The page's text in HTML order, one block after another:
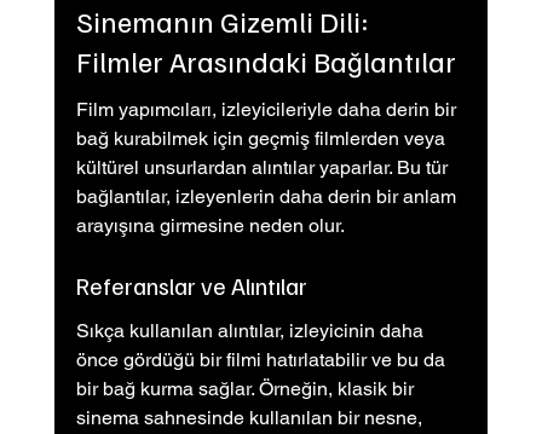
Sinemanın Gizemli Dili:
Filmler Arasındaki Bağlantılar
Film yapımcıları, izleyicileriyle daha derin bir
bağ kurabilmek için geçmiş filmlerden veya
kültürel unsurlardan alıntılar yaparlar. Bu tür
bağlantılar, izleyenlerin daha derin bir anlam
arayışına girmesine neden olur.
Referanslar ve Alıntılar
Sıkça kullanılan alıntılar, izleyicinin daha
önce gördüğü bir filmi hatırlatabilir ve bu da
bir bağ kurma sağlar. Örneğin, klasik bir
sinema sahnesinde kullanılan bir nesne,